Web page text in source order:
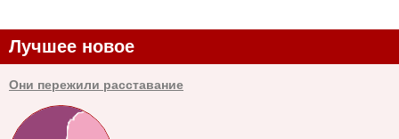
Лучшее новое
Они пережили расставание